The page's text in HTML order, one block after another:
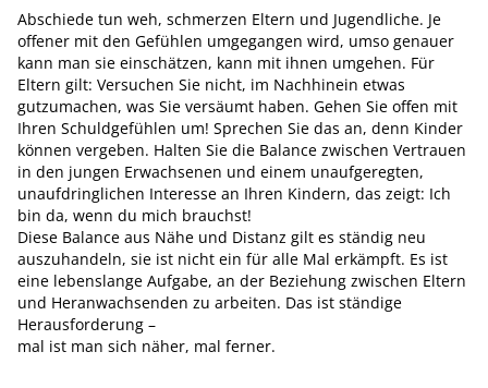
Abschiede tun weh, schmerzen Eltern und Jugendliche. Je
offener mit den Gefühlen umgegangen wird, umso genauer
kann man sie einschätzen, kann mit ihnen umgehen. Für
Eltern gilt: Versuchen Sie nicht, im Nachhinein etwas
gutzumachen, was Sie versäumt haben. Gehen Sie offen mit
Ihren Schuldgefühlen um! Sprechen Sie das an, denn Kinder
können vergeben. Halten Sie die Balance zwischen Vertrauen
in den jungen Erwachsenen und einem unaufgeregten,
unaufdringlichen Interesse an Ihren Kindern, das zeigt: Ich
bin da, wenn du mich brauchst!
Diese Balance aus Nähe und Distanz gilt es ständig neu
auszuhandeln, sie ist nicht ein für alle Mal erkämpft. Es ist
eine lebenslange Aufgabe, an der Beziehung zwischen Eltern
und Heranwachsenden zu arbeiten. Das ist ständige
Herausforderung –
mal ist man sich näher, mal ferner.